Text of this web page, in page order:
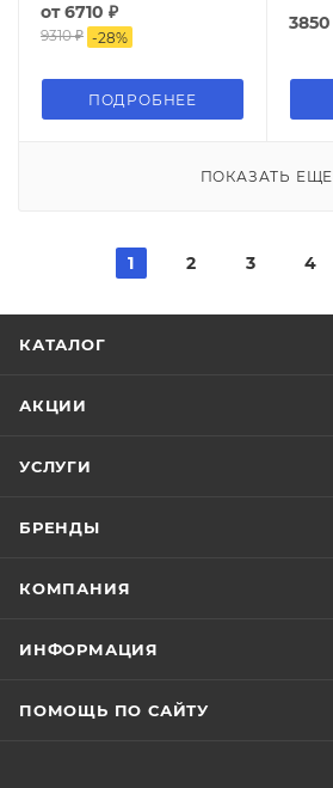
от6710 ₽
9310 ₽ -28%
ПОДРОБНЕЕ
3850
ПОКАЗАТЬ ЕЩЕ
1 2 3 4
КАТАЛОГ
АКЦИИ
УСЛУГИ
БРЕНДЫ
КОМПАНИЯ
ИНФОРМАЦИЯ
ПОМОЩЬ ПО САЙТУ